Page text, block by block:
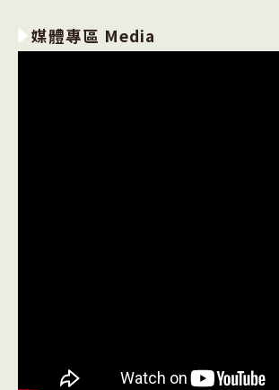
媒體專區 Media